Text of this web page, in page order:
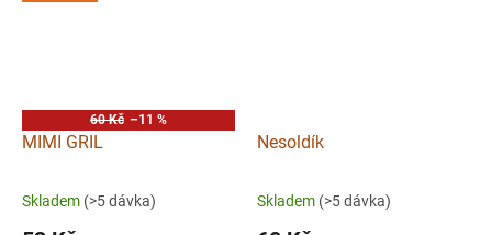
60 Kč –11 %
MIMI GRIL
Skladem (>5 dávka)
Nesoldík
Skladem (>5 dávka)